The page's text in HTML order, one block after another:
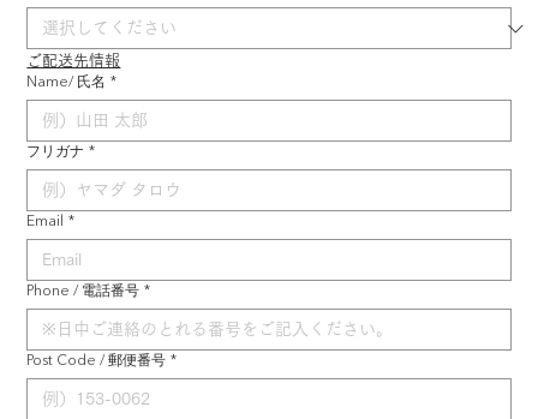
ご配送先情報
Name/ 氏名 *
フリガナ *
Email *
Phone / 電話番号 *
Post Code / 郵便番号 *